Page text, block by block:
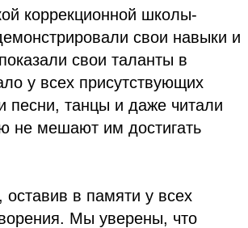
коррекционной школы-
свои навыки и
свои таланты в
у всех присутствующих
песни, танцы и даже читали
не мешают им достигать
в памяти у всех
Мы уверены, что